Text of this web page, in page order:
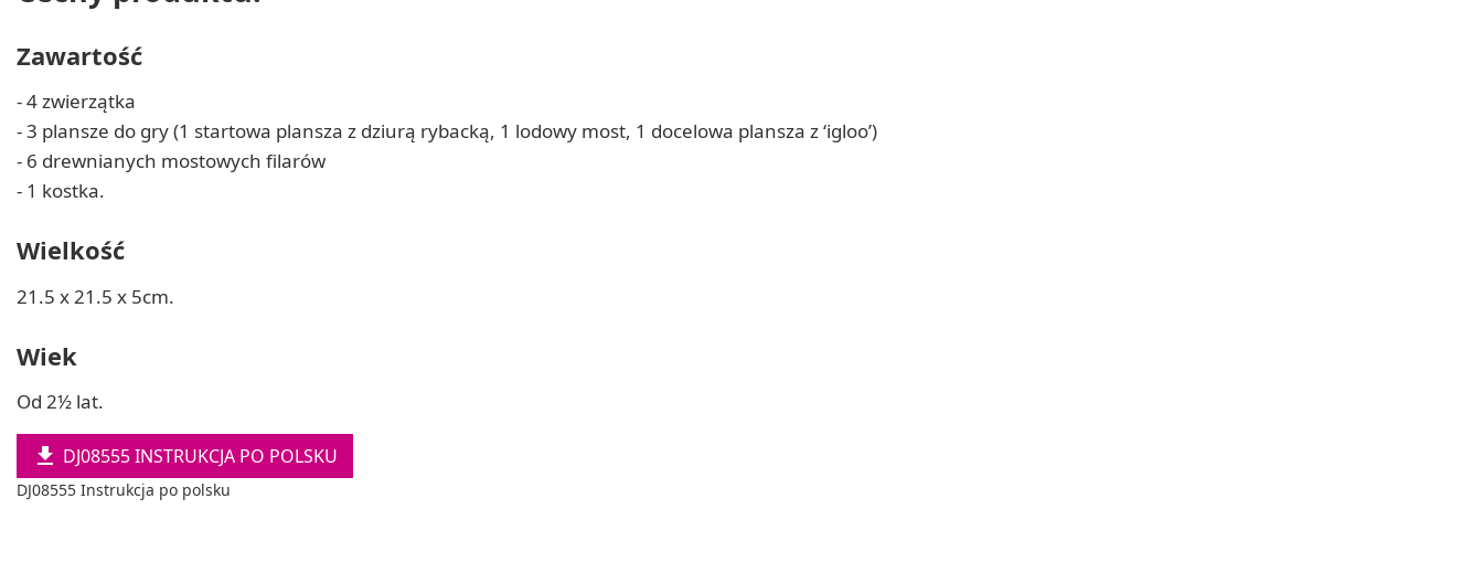
Zawartość
- 4 zwierzątka
- 3 plansze do gry (1 startowa plansza z dziurą rybacką, 1 lodowy most, 1 docelowa plansza z ‘igloo’)
- 6 drewnianych mostowych filarów
- 1 kostka.
Wielkość
21.5 x 21.5 x 5cm.
Wiek
Od 2½ lat.
 DJ08555 INSTRUKCJA PO POLSKU
DJ08555 Instrukcja po polsku